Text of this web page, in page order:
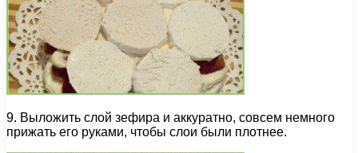
9. Выложить слой зефира и аккуратно, совсем немного
прижать его руками, чтобы слои были плотнее.